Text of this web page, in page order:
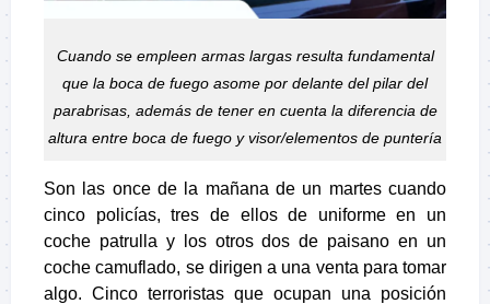
Cuando se empleen armas largas resulta fundamental
que la boca de fuego asome por delante del pilar del
parabrisas, además de tener en cuenta la diferencia de
altura entre boca de fuego y visor/elementos de puntería
Son las once de la mañana de un martes cuando
cinco policías, tres de ellos de uniforme en un
coche patrulla y los otros dos de paisano en un
coche camuflado, se dirigen a una venta para tomar
algo. Cinco terroristas que ocupan una posición